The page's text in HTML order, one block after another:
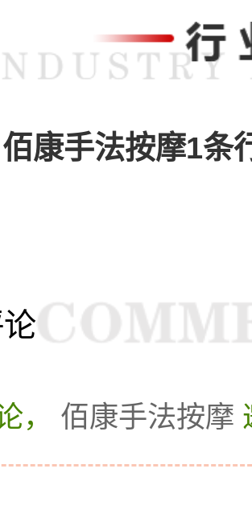
佰康手法按摩1条
， 佰康手法按摩